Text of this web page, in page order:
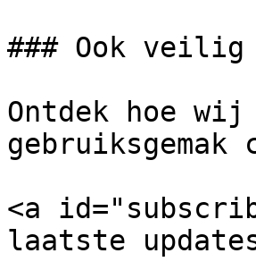
### Ook veilig
Ontdek hoe
<a
laatste